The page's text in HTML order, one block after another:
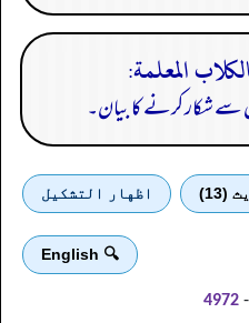
شکار کرنے کا بیان۔
(13) اظهار التشكيل
🔍 English
4972